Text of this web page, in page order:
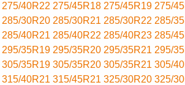
275/40R22 275/45R18 275/45R19 275/
285/30R20 285/30R21 285/30R22 285/
285/40R21 285/40R22 285/40R23 285/
295/35R19 295/35R20 295/35R21 295/
305/35R19 305/35R20 305/35R21 305/
315/40R21 315/45R21 325/30R20 325/